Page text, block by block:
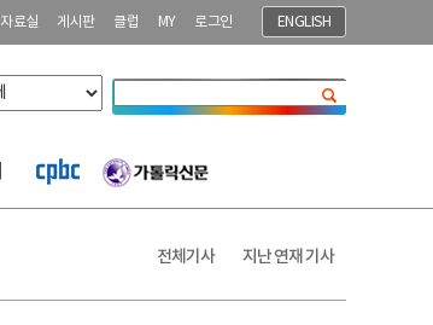
자료실 게시판 클럽 MY 로그인 ENGLISH
전체기사 지난 연재 기사